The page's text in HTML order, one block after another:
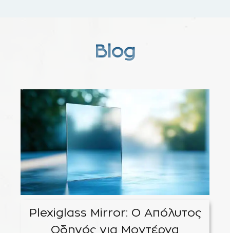
Blog
Plexiglass Mirror: Ο Απόλυτος
Οδηγός για Μοντέρνα